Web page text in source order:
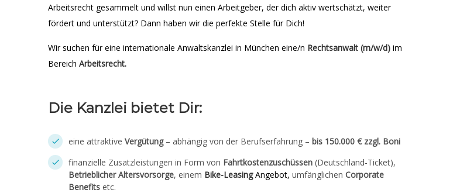
Arbeitsrecht gesammelt und willst nun einen Arbeitgeber, der dich aktiv wertschätzt, weiter
fördert und unterstützt? Dann haben wir die perfekte Stelle für Dich!
Wir suchen für eine internationale Anwaltskanzlei in München eine/n Rechtsanwalt (m/w/d) im
Bereich Arbeitsrecht.
Die Kanzlei bietet Dir:
eine attraktive Vergütung – abhängig von der Berufserfahrung – bis 150.000 € zzgl. Boni
finanzielle Zusatzleistungen in Form von Fahrtkostenzuschüssen (Deutschland-Ticket),
Betrieblicher Altersvorsorge, einem Bike-LeasingAngebot, umfänglichen Corporate
Benefits etc.